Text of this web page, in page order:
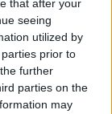
that after your
seeing
utilized by
prior to
further
parties on the
may